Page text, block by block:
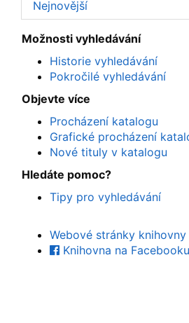
Nejnovější
Možnosti vyhledávání
Historie vyhledávání
Pokročilé vyhledávání
Objevte více
Procházení katalogu
Grafické procházení
Nové tituly v katalogu
Hledáte pomoc?
Tipy pro vyhledávání
Webové stránky knihovny
Knihovna na Facebooku